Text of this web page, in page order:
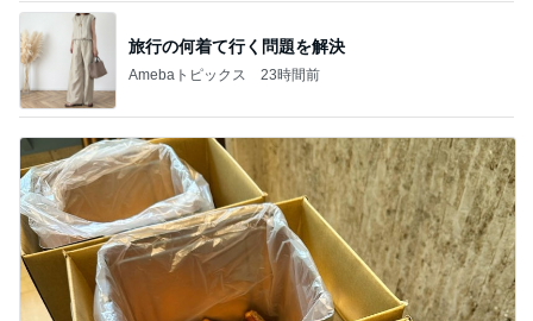
旅行の何着て行く問題を解決
Amebaトピックス 23時間前